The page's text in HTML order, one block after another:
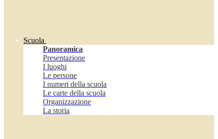
Scuola
Panoramica
Presentazione
I luoghi
Le persone
I numeri della scuola
Le carte della scuola
Organizzazione
La storia